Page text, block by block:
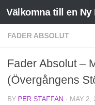
Skip to content
FADER ABSOLUT
Fader Absolut –
(Övergångens
BY PER STAFFAN · MAY 2,